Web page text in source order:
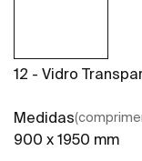
12 - Vidro
Medidas
900 x 1950 mm